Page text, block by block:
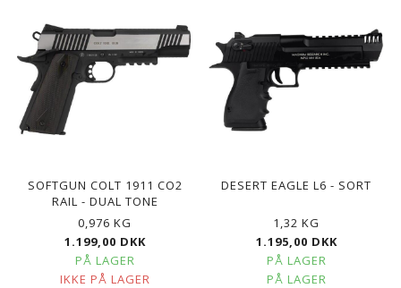
SOFTGUN COLT 1911 CO2
RAIL - DUAL TONE
0,976 KG
1.199,00 DKK
PÅ LAGER
IKKE PÅ LAGER
DESERT EAGLE L6 - SORT
1,32 KG
1.195,00 DKK
PÅ LAGER
PÅ LAGER